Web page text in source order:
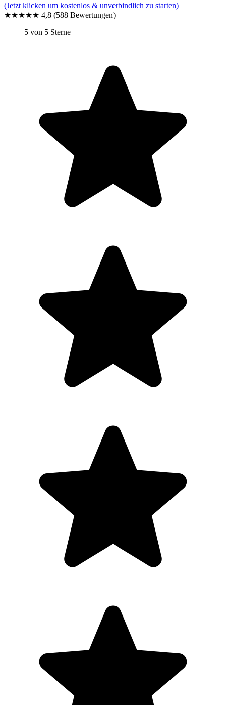
(Jetzt klicken um kostenlos & unverbindlich zu starten)
★★★★★ 4,8 (588 Bewertungen)
5 von 5 Sterne